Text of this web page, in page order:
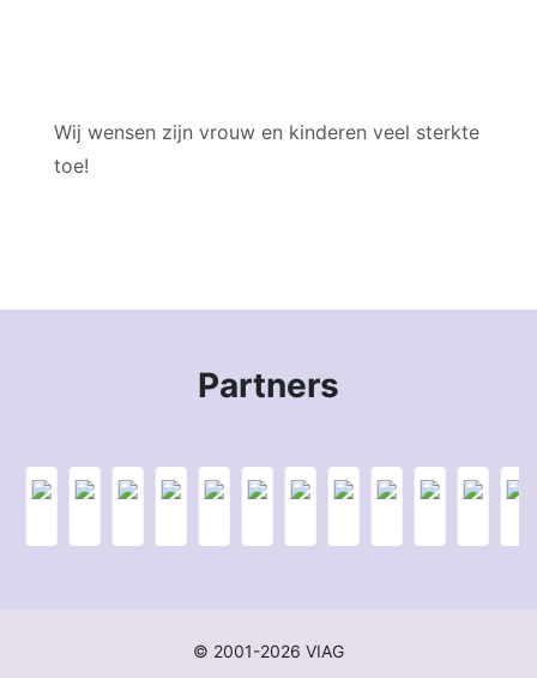
Wij wensen zijn vrouw en kinderen veel sterkte
toe!
Partners
© 2001-2026 VIAG